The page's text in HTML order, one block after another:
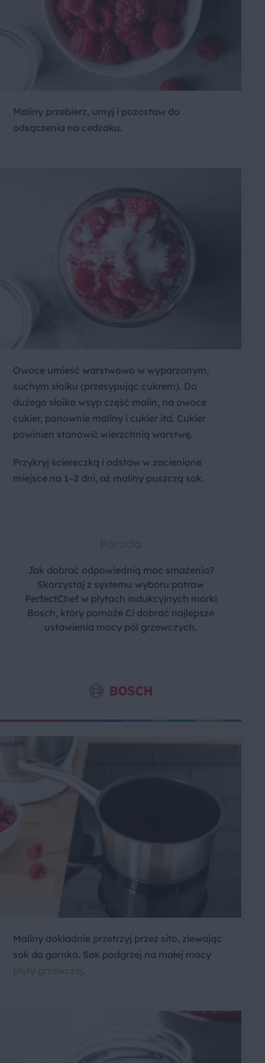
Maliny przebierz, umyj i pozostaw do
odsączenia na cedzaku.
Owoce umieść warstwowo w wyparzonym,
suchym słoiku (przesypując cukrem). Do
dużego słoika wsyp część malin, na owoce
cukier, ponownie maliny i cukier itd. Cukier
powinien stanowić wierzchnią warstwę.
Przykryj ściereczką i odstaw w zacienione
miejsce na 1–2 dni, aż maliny puszczą sok.
Jak dobrać odpowiednią moc smażenia?
Skorzystaj z systemu wyboru potraw
PerfectChef w płytach indukcyjnych marki
Bosch, który pomoże Ci dobrać najlepsze
ustawienia mocy pól grzewczych.
Maliny dokładnie przetrzyj przez sito, zlewając
sok do garnka. Sok podgrzej na małej mocy
płyty grzewczej.